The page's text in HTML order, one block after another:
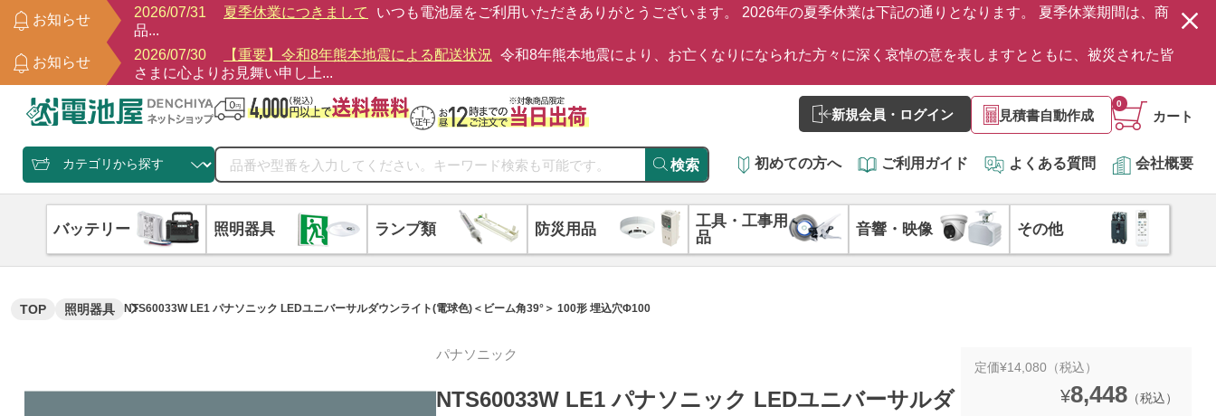
お知らせ
2026/07/31 夏季休業につきまして
いつも電池屋をご利用いただきありがとうございます。 2026年の夏季休業は下記の通りとなります。 夏季休業期間は、商
品...
お知らせ
2026/07/30 【重要】令和8年熊本地震による配送状況 令和8年熊本地震により、お亡くなりになられた方々に深く哀悼の意を表しますとともに、被災された皆
さまに心よりお見舞い申し上...
新規会員・ログイン 見積書自動作成 カート
0
検索 初めての方へ ご利用ガイド よくある質問 会社概要
バッテリー 照明器具 ランプ類 防災用品
工具・工事用
品
音響・映像 その他
TOP 照明器具 NTS60033W LE1 パナソニック LEDユニバーサルダウンライト(電球色)＜ビーム角39°＞ 100形 埋込穴Φ100
パナソニック
NTS60033W LE1 パナソニック LEDユニバーサルダ
定価¥14,080（税込）
¥8,448 （税込）